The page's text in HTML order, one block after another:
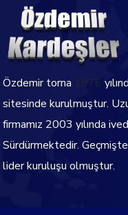
Özdemir torna 1976
sitesinde kurulmuştur.
firmamız 2003 yılında
Sürdürmektedir.
lider kuruluşu olmuştur.